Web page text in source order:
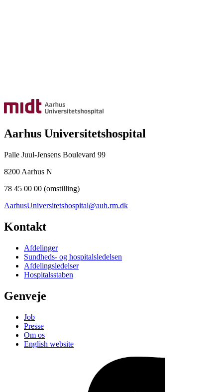
Aarhus Universitetshospital
Palle Juul-Jensens Boulevard 99
8200 Aarhus N
78 45 00 00 (omstilling)
AarhusUniversitetshospital@auh.rm.dk
Kontakt
Afdelinger
Sundheds- og hospitalsledelsen
Afdelingsledelser
Hospitalsstaben
Genveje
Job
Presse
Om os
English website